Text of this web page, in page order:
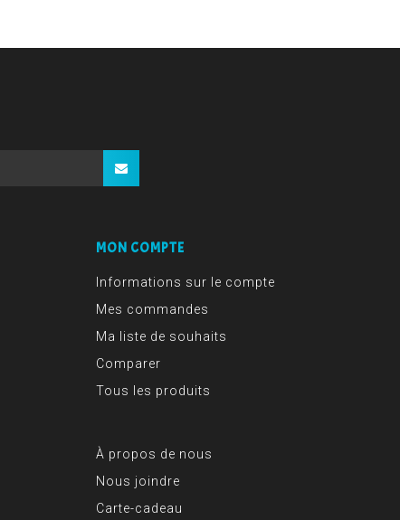
MON COMPTE
Informations sur le compte
Mes commandes
Ma liste de souhaits
Comparer
Tous les produits
À propos de nous
Nous joindre
Carte-cadeau